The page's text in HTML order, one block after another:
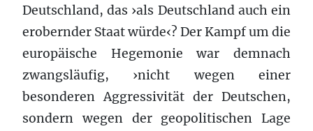
Deutschland, das ›als Deutschland auch ein
erobernder Staat würde‹? Der Kampf um die
europäische Hegemonie war demnach
zwangsläufig, ›nicht wegen einer
besonderen Aggressivität der Deutschen,
sondern wegen der geopolitischen Lage